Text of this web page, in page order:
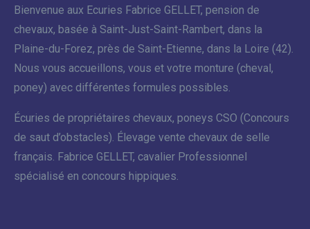
Bienvenue aux Ecuries Fabrice GELLET, pension de
chevaux, basée à Saint-Just-Saint-Rambert, dans la
Plaine-du-Forez, près de Saint-Etienne, dans la Loire (42).
Nous vous accueillons, vous et votre monture (cheval,
poney) avec différentes formules possibles.
Écuries de propriétaires chevaux, poneys CSO (Concours
de saut d’obstacles). Élevage vente chevaux de selle
français. Fabrice GELLET, cavalier Professionnel
spécialisé en concours hippiques.